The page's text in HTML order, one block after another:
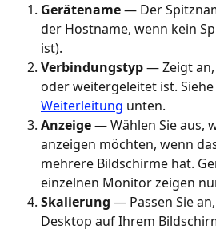
Gerätename — Der
der Hostname, wenn kein
ist).
Verbindungstyp — Zeigt an,
oder weitergeleitet ist. Siehe
Weiterleitung unten.
Anzeige — Wählen Sie aus,
anzeigen möchten, wenn
mehrere Bildschirme hat.
einzelnen Monitor zeigen
Skalierung — Passen Sie
Desktop auf Ihrem